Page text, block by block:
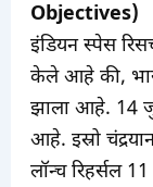
Objectives)
इंडियन स्पेस
केले आहे की,
झाला आहे. 14
आहे. इस्रो
लॉन्च रिहर्सल